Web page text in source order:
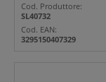
Cod. Produttore:
SL40732
Cod. EAN:
3295150407329